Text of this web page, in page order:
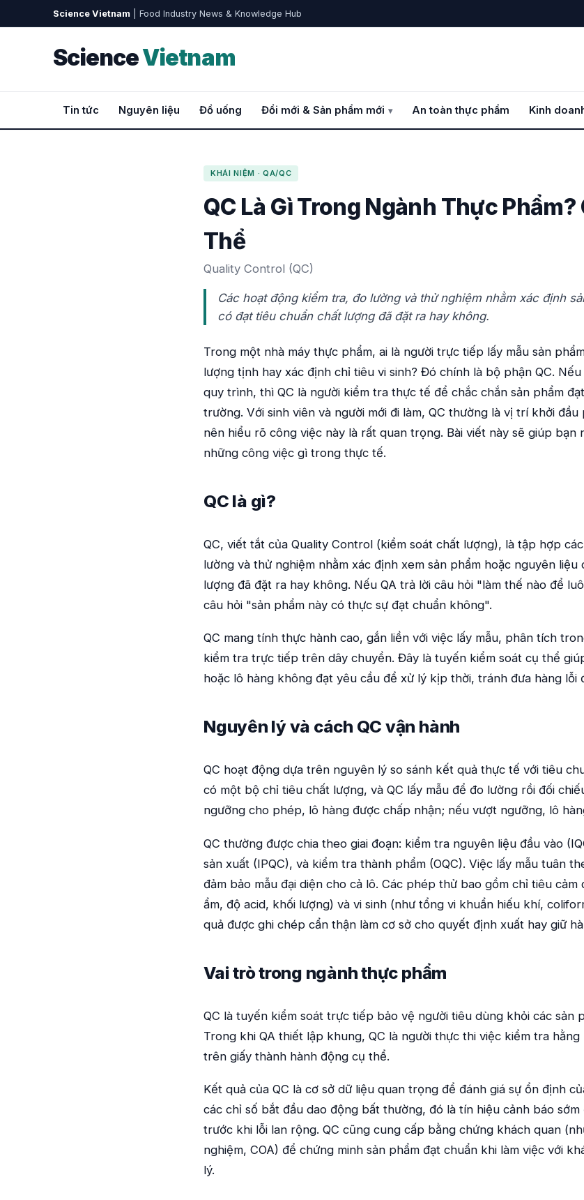
Science Vietnam | Food Industry News & Knowledge Hub
ScienceVietnam
Tin tức Nguyên liệu Đồ uống Đổi mới & Sản phẩm mới An toàn thực phẩm Kinh
KHÁI NIỆM · QA/QC
QC Là Gì Trong Ngành Thực Phẩm?
Thể
Quality Control (QC)
Các hoạt động kiểm tra, đo lường và thử nghiệm nhằm xác định
có đạt tiêu chuẩn chất lượng đã đặt ra hay không.
Trong một nhà máy thực phẩm, ai là người trực tiếp lấy mẫu sản
lượng tịnh hay xác định chỉ tiêu vi sinh? Đó chính là bộ phận QC.
quy trình, thì QC là người kiểm tra thực tế để chắc chắn sản phẩm
trường. Với sinh viên và người mới đi làm, QC thường là vị trí khởi
nên hiểu rõ công việc này là rất quan trọng. Bài viết này sẽ giúp bạn
những công việc gì trong thực tế.
QC là gì?
QC, viết tắt của Quality Control (kiểm soát chất lượng), là tập hợp
lường và thử nghiệm nhằm xác định xem sản phẩm hoặc nguyên
lượng đã đặt ra hay không. Nếu QA trả lời câu hỏi "làm thế nào để
câu hỏi "sản phẩm này có thực sự đạt chuẩn không".
QC mang tính thực hành cao, gắn liền với việc lấy mẫu, phân tích
kiểm tra trực tiếp trên dây chuyền. Đây là tuyến kiểm soát cụ thể
hoặc lô hàng không đạt yêu cầu để xử lý kịp thời, tránh đưa hàng lỗi
Nguyên lý và cách QC vận hành
QC hoạt động dựa trên nguyên lý so sánh kết quả thực tế với tiêu
có một bộ chỉ tiêu chất lượng, và QC lấy mẫu để đo lường rồi đối
ngưỡng cho phép, lô hàng được chấp nhận; nếu vượt ngưỡng, lô
QC thường được chia theo giai đoạn: kiểm tra nguyên liệu đầu vào
sản xuất (IPQC), và kiểm tra thành phẩm (OQC). Việc lấy mẫu tuân
đảm bảo mẫu đại diện cho cả lô. Các phép thử bao gồm chỉ tiêu
ẩm, độ acid, khối lượng) và vi sinh (như tổng vi khuẩn hiếu khí,
quả được ghi chép cẩn thận làm cơ sở cho quyết định xuất hay giữ
Vai trò trong ngành thực phẩm
QC là tuyến kiểm soát trực tiếp bảo vệ người tiêu dùng khỏi các sản
Trong khi QA thiết lập khung, QC là người thực thi việc kiểm tra
trên giấy thành hành động cụ thể.
Kết quả của QC là cơ sở dữ liệu quan trọng để đánh giá sự ổn định
các chỉ số bắt đầu dao động bất thường, đó là tín hiệu cảnh báo sớm
trước khi lỗi lan rộng. QC cũng cung cấp bằng chứng khách quan
nghiệm, COA) để chứng minh sản phẩm đạt chuẩn khi làm việc với
lý.